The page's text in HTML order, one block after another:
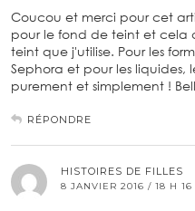
Coucou et merci pour cet
pour le fond de teint et
teint que j'utilise. Pour les
Sephora et pour les
purement et simplement !
RÉPONDRE
HISTOIRES DE FILLES
8 JANVIER 2016 / 18 H 16